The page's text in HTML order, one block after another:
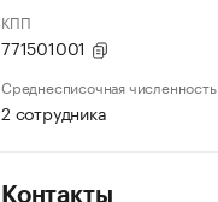
КПП
771501001
Среднесписочная численность
2 сотрудника
Контакты